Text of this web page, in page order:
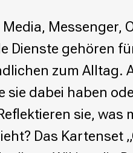
Media, Messenger,
Dienste gehören
zum Alltag.
sie dabei haben
sie, was
Das Kartenset